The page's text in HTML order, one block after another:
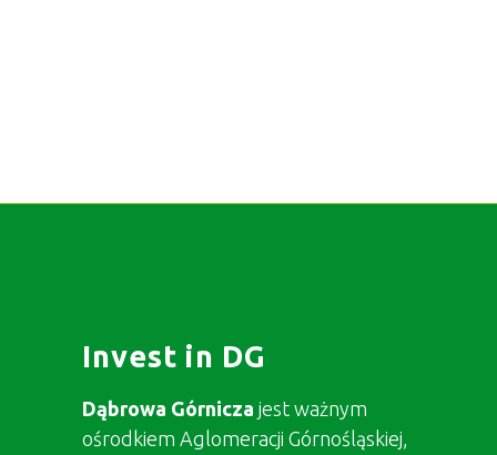
Invest in DG
Dąbrowa Górnicza jest ważnym
ośrodkiem Aglomeracji Górnośląskiej,